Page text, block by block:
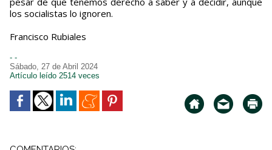
los socialistas lo ignoren.
Francisco Rubiales
- -
Sábado, 27 de Abril 2024
Artículo leído 2514 veces